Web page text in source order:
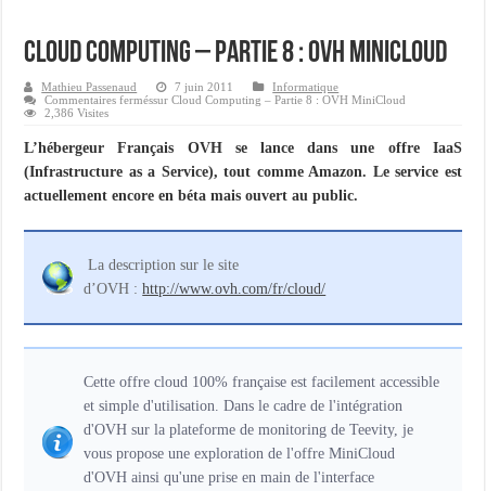
Cloud Computing – Partie 8 : OVH MiniCloud
Mathieu Passenaud 7 juin 2011
Informatique
Commentaires ferméssur Cloud Computing – Partie 8 : OVH MiniCloud
2,386 Visites
L’hébergeur Français OVH se lance dans une offre IaaS
(Infrastructure as a Service), tout comme Amazon. Le service est
actuellement encore en béta mais ouvert au public.
La description sur le site
d’OVH :http://www.ovh.com/fr/cloud/
Cette offre cloud 100% française est facilement accessible
et simple d'utilisation. Dans le cadre de l'intégration
d'OVH sur la plateforme de monitoring de Teevity, je
vous propose une exploration de l'offre MiniCloud
d'OVH ainsi qu'une prise en main de l'interface